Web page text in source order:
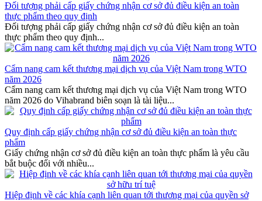
Đối tượng phải cấp giấy chứng nhận cơ sở đủ điều kiện an toàn
thực phẩm theo quy định
Đối tượng phải cấp giấy chứng nhận cơ sở đủ điều kiện an toàn
thực phẩm theo quy định...
Cẩm nang cam kết thương mại dịch vụ của Việt Nam trong WTO
năm 2026
Cẩm nang cam kết thương mại dịch vụ của Việt Nam trong WTO
năm 2026 do Vihabrand biên soạn là tài liệu...
Quy định cấp giấy chứng nhận cơ sở đủ điều kiện an toàn thực
phẩm
Giấy chứng nhận cơ sở đủ điều kiện an toàn thực phẩm là yêu cầu
bắt buộc đối với nhiều...
Hiệp định về các khía cạnh liên quan tới thương mại của quyền sở